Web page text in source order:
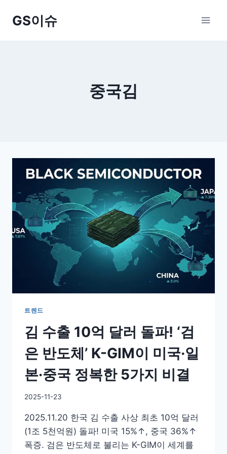
GS이슈
중국김
트렌드
김 수출 10억 달러 돌파! ‘검
은 반도체’ K-GIM이 미국·일
본·중국 정복한 5가지 비결
By
이
슈
2025-11-23
2025.11.20 한국 김 수출 사상 최초 10억 달러
(1조 5천억원) 돌파! 미국 15%↑, 중국 36%↑
폭증. 검은 반도체로 불리는 K-GIM이 세계를